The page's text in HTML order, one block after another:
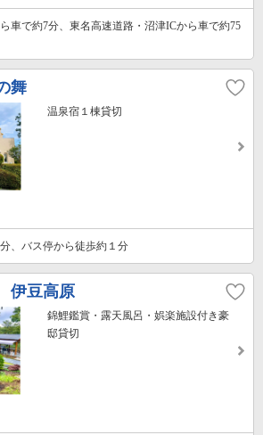
車で約7分、東名高速道路・沼津ICから車で約75
舞
温泉宿１棟貸切
、バス停から徒歩約１分
豆高原
錦鯉鑑賞・露天風呂・娯楽施設付き豪
邸貸切